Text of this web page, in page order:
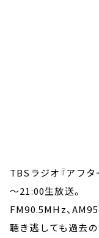
TBSラジオ『アフ
～21:00生放送。
FM90.5MHz、
聴き逃しても過去